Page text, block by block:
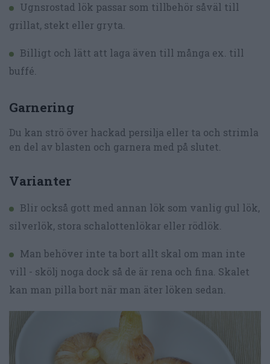
Ugnsrostad lök passar som tillbehör såväl till
grillat, stekt eller gryta.
Billigt och lätt att laga även till många ex. till
buffé.
Garnering
Du kan strö över hackad persilja eller ta och strimla
en del av blasten och garnera med på slutet.
Varianter
Blir också gott med annan lök som vanlig gul lök,
silverlök, stora schalottenlökar eller rödlök.
Man behöver inte ta bort allt skal om man inte
vill - skölj noga dock så de är rena och fina. Skalet
kan man pilla bort när man äter löken sedan.